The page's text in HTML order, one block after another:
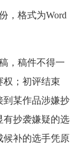
，格式为Word
，稿件不得一
权；初评结束
到某作品涉嫌抄
有抄袭嫌疑的选
候补的选手凭原